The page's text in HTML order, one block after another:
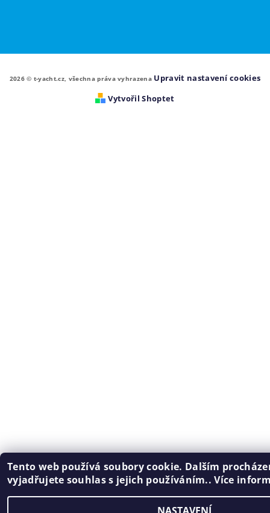
2026 © t-yacht.cz, všechna práva vyhrazena Upravit nastavení cookies
Vytvořil Shoptet
Tento web používá soubory cookie. Dalším
vyjadřujete souhlas s jejich používáním.. Více